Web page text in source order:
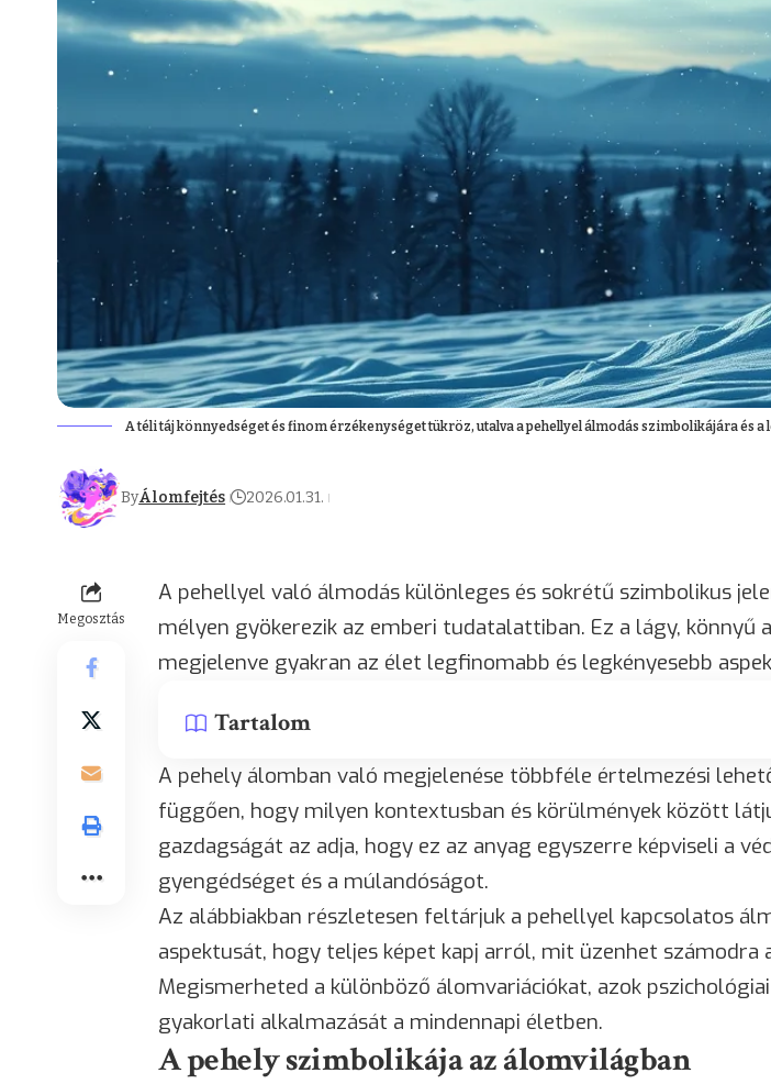
A téli táj könnyedséget és finom érzékenységet tükröz, utalva a pehellyel álmodás szimbolikájára és a
ByÁlomfejtés 2026.01.31.
Megosztás
A pehellyel való álmodás különleges és sokrétű szimbolikus
mélyen gyökerezik az emberi tudatalattiban. Ez a lágy, könnyű
megjelenve gyakran az élet legfinomabb és legkényesebb
Tartalom
A pehely álomban való megjelenése többféle értelmezési
függően, hogy milyen kontextusban és körülmények között
gazdagságát az adja, hogy ez az anyag egyszerre képviseli a
gyengédséget és a múlandóságot.
Az alábbiakban részletesen feltárjuk a pehellyel kapcsolatos
aspektusát, hogy teljes képet kapj arról, mit üzenhet számodra
Megismerheted a különböző álomvariációkat, azok
gyakorlati alkalmazását a mindennapi életben.
A pehely szimbolikája az álomvilágban